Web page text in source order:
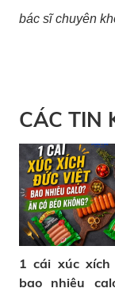
bác sĩ chuyên
CÁC TIN
1 cái xúc
bao nhiêu